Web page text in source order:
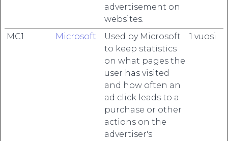
advertisement on
websites.
MC1 Microsoft
Used by Microsoft
to keep statistics
on what pages the
user has visited
and how often an
ad click leads to a
purchase or other
actions on the
advertiser's
1 vuosi